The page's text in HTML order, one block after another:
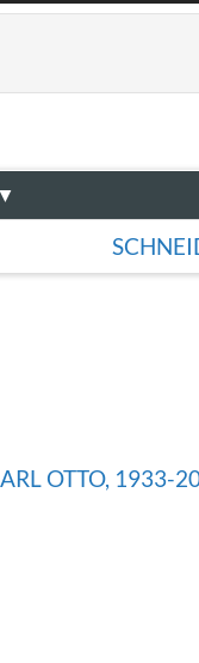
▼
OTTO, 1933-